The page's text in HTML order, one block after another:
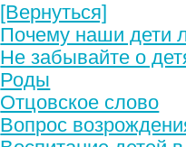
[Вернуться]
Почему наши дети
Не забывайте о
Роды
Отцовское слово
Вопрос